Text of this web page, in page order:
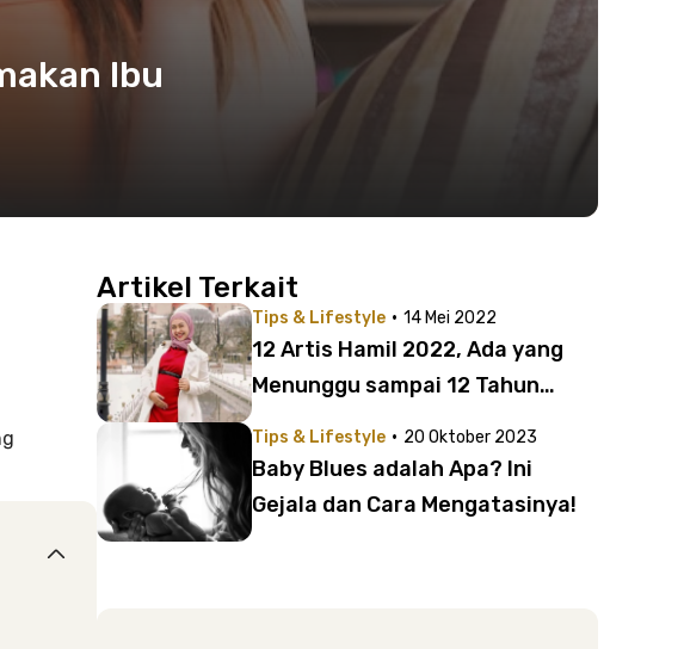
Ibu
Artikel Terkait
Tips & Lifestyle · 14 Mei 2022
12 Artis Hamil 2022, Ada yang
Menunggu sampai 12 Tahun
Tips & Lifestyle · 20 Oktober 2023
Baby Blues adalah Apa? Ini
Gejala dan Cara Mengatasinya!